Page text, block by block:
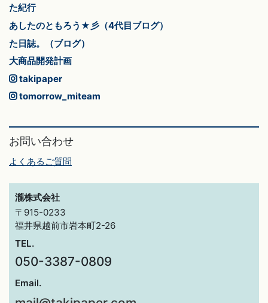
た紀行
あしたのともろう★彡（4代目ブログ）
た日誌。（ブログ）
大商品開発計画
takipaper
tomorrow_miteam
お問い合わせ
よくあるご質問
瀧株式会社
〒915-0233
福井県越前市岩本町2-26
TEL.
050-3387-0809
Email.